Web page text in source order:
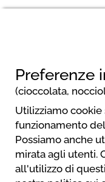
Preferenze
(cioccolata,
Utilizziamo
funzionamento
Possiamo anche
mirata agli utenti.
all'utilizzo di